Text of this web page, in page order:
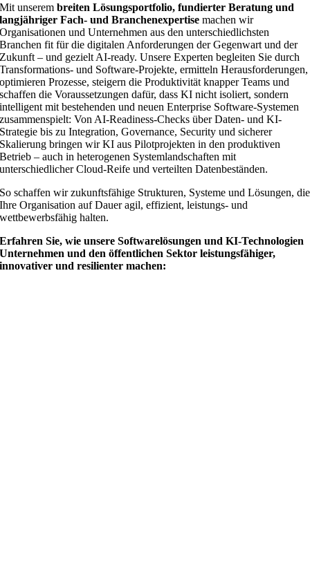
Mit unserembreiten Lösungsportfolio, fundierter Beratung und
langjähriger Fach- und Branchenexpertise machen wir
Organisationen und Unternehmen aus den unterschiedlichsten
Branchen fit für die digitalen Anforderungen der Gegenwart und der
Zukunft – und gezielt AI-ready. Unsere Experten begleiten Sie durch
Transformations- und Software-Projekte, ermitteln Herausforderungen,
optimieren Prozesse, steigern die Produktivität knapper Teams und
schaffen die Voraussetzungen dafür, dass KI nicht isoliert, sondern
intelligent mit bestehenden und neuen Enterprise Software-Systemen
zusammenspielt: Von AI-Readiness-Checks über Daten- und KI-
Strategie bis zu Integration, Governance, Security und sicherer
Skalierung bringen wir KI aus Pilotprojekten in den produktiven
Betrieb – auch in heterogenen Systemlandschaften mit
unterschiedlicher Cloud-Reife und verteilten Datenbeständen.
So schaffen wir zukunftsfähige Strukturen, Systeme und Lösungen, die
Ihre Organisation auf Dauer agil, effizient, leistungs- und
wettbewerbsfähig halten.
Erfahren Sie, wie unsere Softwarelösungen und KI-Technologien
Unternehmen und den öffentlichen Sektor leistungsfähiger,
innovativer und resilienter machen: